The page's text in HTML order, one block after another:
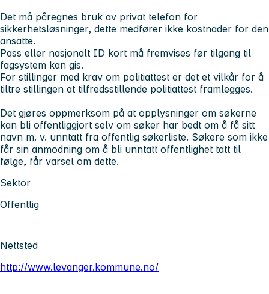
Det må påregnes bruk av privat telefon for
sikkerhetsløsninger, dette medfører ikke kostnader for den
ansatte.
Pass eller nasjonalt ID kort må fremvises før tilgang til
fagsystem kan gis.
For stillinger med krav om politiattest er det et vilkår for å
tiltre stillingen at tilfredsstillende politiattest framlegges.
Det gjøres oppmerksom på at opplysninger om søkerne
kan bli offentliggjort selv om søker har bedt om å få sitt
navn m. v. unntatt fra offentlig søkerliste. Søkere som ikke
får sin anmodning om å bli unntatt offentlighet tatt til
følge, får varsel om dette.
Sektor
Offentlig
Nettsted
http://www.levanger.kommune.no/